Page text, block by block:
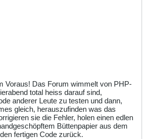
Voraus! Das Forum wimmelt von PHP-
total heiss darauf sind,
anderer Leute zu testen und dann,
gleich, herauszufinden was das
sie die Fehler, holen einen edlen
Büttenpapier aus dem
fertigen Code zurück.